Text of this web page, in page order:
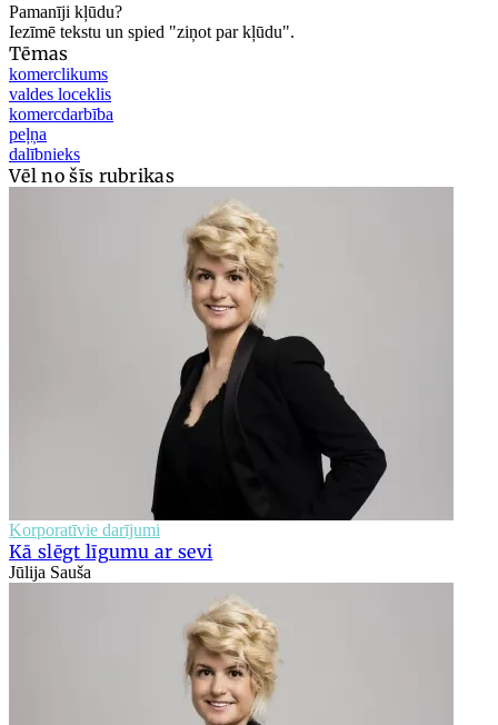
Pamanīji kļūdu?
Iezīmē tekstu un spied "ziņot par kļūdu".
Tēmas
komerclikums
valdes loceklis
komercdarbība
peļņa
dalībnieks
Vēl no šīs rubrikas
Korporatīvie darījumi
Kā slēgt līgumu ar sevi
Jūlija Sauša